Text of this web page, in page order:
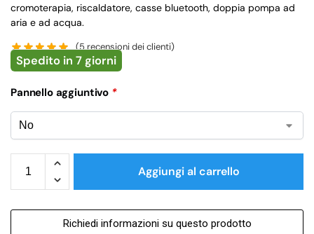
cromoterapia, riscaldatore, casse bluetooth, doppia pompa ad
aria e ad acqua.
(5recensioni dei clienti)
Spedito in 7 giorni
Pannello aggiuntivo *
Aggiungi al carrello
Richiedi informazioni su questo prodotto